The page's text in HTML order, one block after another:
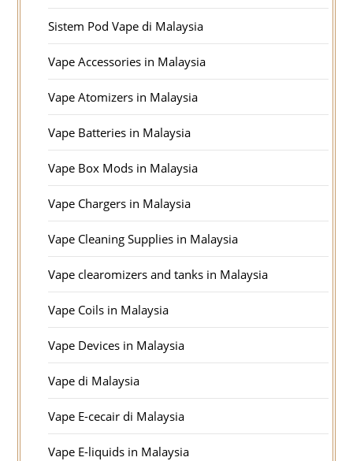
Sistem Pod Vape di Malaysia
Vape Accessories in Malaysia
Vape Atomizers in Malaysia
Vape Batteries in Malaysia
Vape Box Mods in Malaysia
Vape Chargers in Malaysia
Vape Cleaning Supplies in Malaysia
Vape clearomizers and tanks in Malaysia
Vape Coils in Malaysia
Vape Devices in Malaysia
Vape di Malaysia
Vape E-cecair di Malaysia
Vape E-liquids in Malaysia